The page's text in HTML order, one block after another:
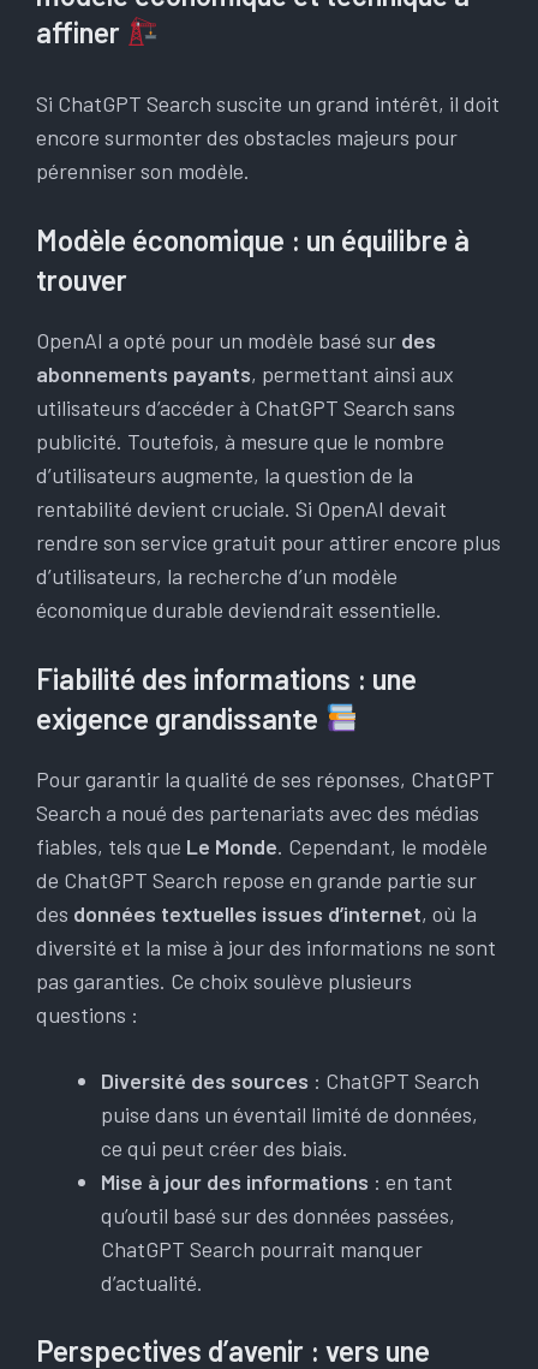
affiner
Si ChatGPT Search suscite un grand intérêt, il doit
encore surmonter des obstacles majeurs pour
pérenniser son modèle.
Modèle économique : un équilibre à
trouver
OpenAI a opté pour un modèle basé sur des
abonnements payants, permettant ainsi aux
utilisateurs d’accéder à ChatGPT Search sans
publicité. Toutefois, à mesure que le nombre
d’utilisateurs augmente, la question de la
rentabilité devient cruciale. Si OpenAI devait
rendre son service gratuit pour attirer encore plus
d’utilisateurs, la recherche d’un modèle
économique durable deviendrait essentielle.
Fiabilité des informations : une
exigence grandissante
Pour garantir la qualité de ses réponses, ChatGPT
Search a noué des partenariats avec des médias
fiables, tels que Le Monde. Cependant, le modèle
de ChatGPT Search repose en grande partie sur
des données textuelles issues d’internet, où la
diversité et la mise à jour des informations ne sont
pas garanties. Ce choix soulève plusieurs
questions :
Diversité des sources : ChatGPT Search
puise dans un éventail limité de données,
ce qui peut créer des biais.
Mise à jour des informations : en tant
qu’outil basé sur des données passées,
ChatGPT Search pourrait manquer
d’actualité.
Perspectives d’avenir : vers une